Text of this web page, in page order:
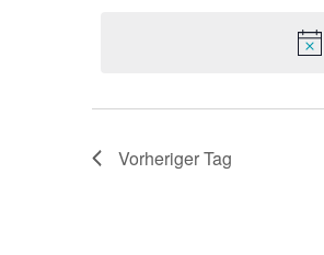
Vorheriger Tag